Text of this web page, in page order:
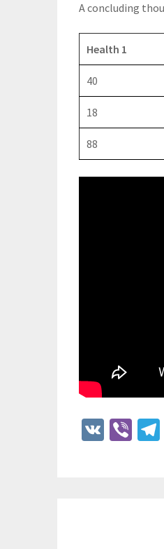
A concluding
Health 1
40
18
88
VK